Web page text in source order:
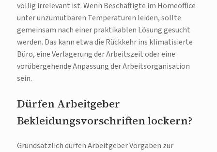
völlig irrelevant ist. Wenn Beschäftigte im Homeoffice
unter unzumutbaren Temperaturen leiden, sollte
gemeinsam nach einer praktikablen Lösung gesucht
werden. Das kann etwa die Rückkehr ins klimatisierte
Büro, eine Verlagerung der Arbeitszeit oder eine
vorübergehende Anpassung der Arbeitsorganisation
sein.
Dürfen Arbeitgeber
Bekleidungsvorschriften lockern?
Grundsätzlich dürfen Arbeitgeber Vorgaben zur